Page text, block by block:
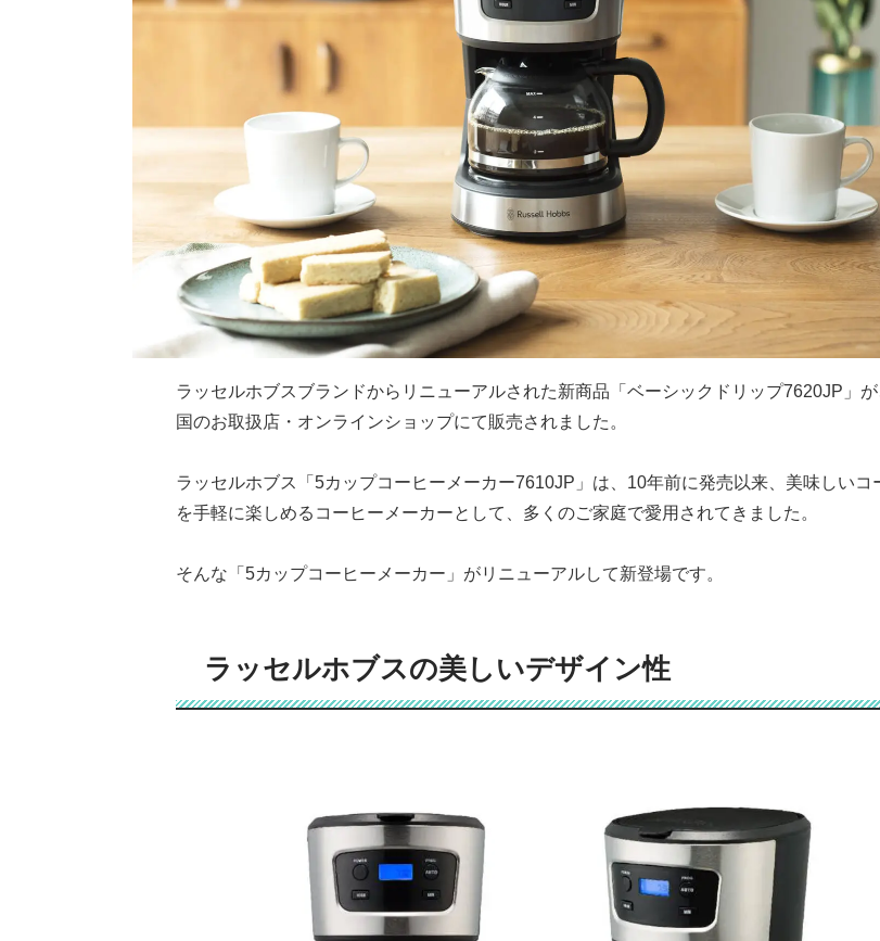
ラッセルホブスブランドからリニューアルされた新商品「ベーシックドリップ7620JP 」
国のお取扱店・オンラインショップにて販売されました。
ラッセルホブス「 5カップコーヒーメーカー7610JP 」は、 10年前に発売以来、美味しいコ
を手軽に楽しめるコーヒーメーカーとして、多くのご家庭で愛用されてきました。
そんな「 5カップコーヒーメーカー」がリニューアルして新登場です。
ラッセルホブスの美しいデザイン性